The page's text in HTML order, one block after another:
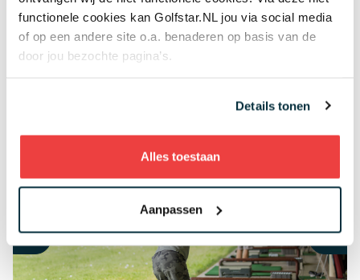
functionele cookies kan Golfstar.NL jou via social media
of op een andere site o.a. benaderen op basis van de
door jou bezochte pagina’s.
Details tonen
Alles toestaan
Aanpassen
Probeer de drivingrange bij jou in de buurt